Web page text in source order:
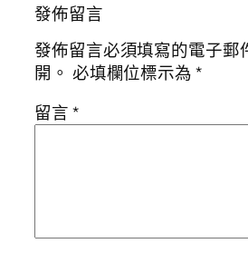
發佈留言
發佈留言必須填寫的電子郵
開。 必填欄位標示為*
留言*